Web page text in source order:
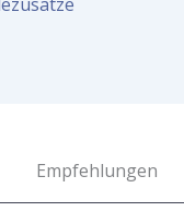
Empfehlungen